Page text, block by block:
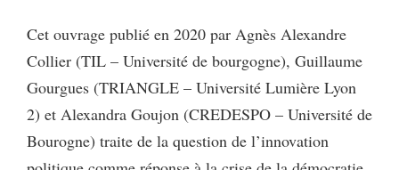
Cet ouvrage publié en 2020 par Agnès Alexandre
Collier (TIL – Université de bourgogne), Guillaume
Gourgues (TRIANGLE – Université Lumière Lyon
2) et Alexandra Goujon (CREDESPO – Université de
Bourogne) traite de la question de l’innovation